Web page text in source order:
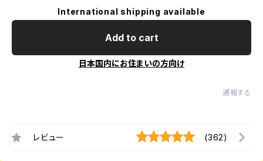
International shipping available
Add to cart
日本国内にお住まいの方向け
通報する
レビュー (362)